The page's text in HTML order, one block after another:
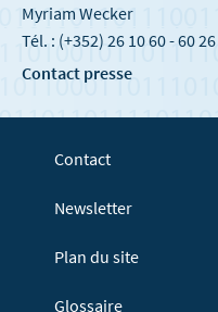
Myriam Wecker
Tél. : (+352) 26 10 60 - 60 26
Contact presse
Contact
Newsletter
Plan du site
Glossaire